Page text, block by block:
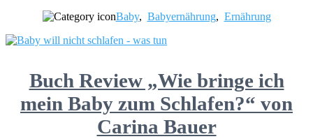
Baby, Babyernährung, Ernährung
Buch Review „Wie bringe ich
mein Baby zum Schlafen?“ von
Carina Bauer